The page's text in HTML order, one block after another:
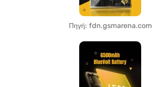
Πηγή: fdn.gsmarena.com